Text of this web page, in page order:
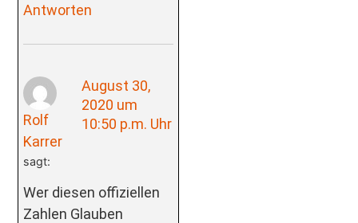
Antworten
Rolf
Karrer
sagt:
August 30,
2020 um
10:50 p.m. Uhr
Wer diesen offiziellen
Zahlen Glauben